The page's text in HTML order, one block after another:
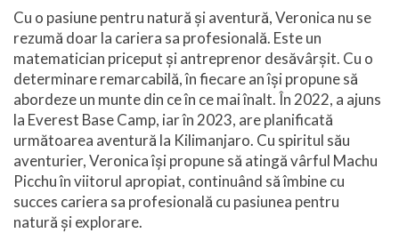
Cu o pasiune pentru natură și aventură, Veronica nu se
rezumă doar la cariera sa profesională. Este un
matematician priceput și antreprenor desăvârșit. Cu o
determinare remarcabilă, în fiecare an își propune să
abordeze un munte din ce în ce mai înalt. În 2022, a ajuns
la Everest Base Camp, iar în 2023, are planificată
următoarea aventură la Kilimanjaro. Cu spiritul său
aventurier, Veronica își propune să atingă vârful Machu
Picchu în viitorul apropiat, continuând să îmbine cu
succes cariera sa profesională cu pasiunea pentru
natură și explorare.